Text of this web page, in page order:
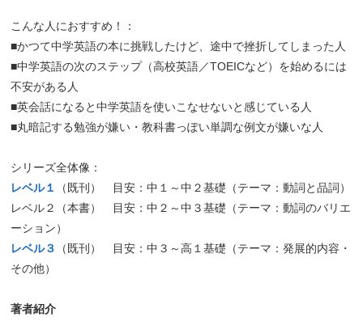
こんな人におすすめ！：
■かつて中学英語の本に挑戦したけど、途中で挫折してしまった人
■中学英語の次のステップ（高校英語／TOEICなど）を始めるには
不安がある人
■英会話になると中学英語を使いこなせないと感じている人
■丸暗記する勉強が嫌い・教科書っぽい単調な例文が嫌いな人
シリーズ全体像：
レベル１
（既刊） 目安：中１～中２基礎（テーマ：動詞と品詞）
レベル２（本書） 目安：中２～中３基礎（テーマ：動詞のバリエ
ーション）
レベル３
（既刊） 目安：中３～高１基礎（テーマ：発展的内容・
その他）
著者紹介